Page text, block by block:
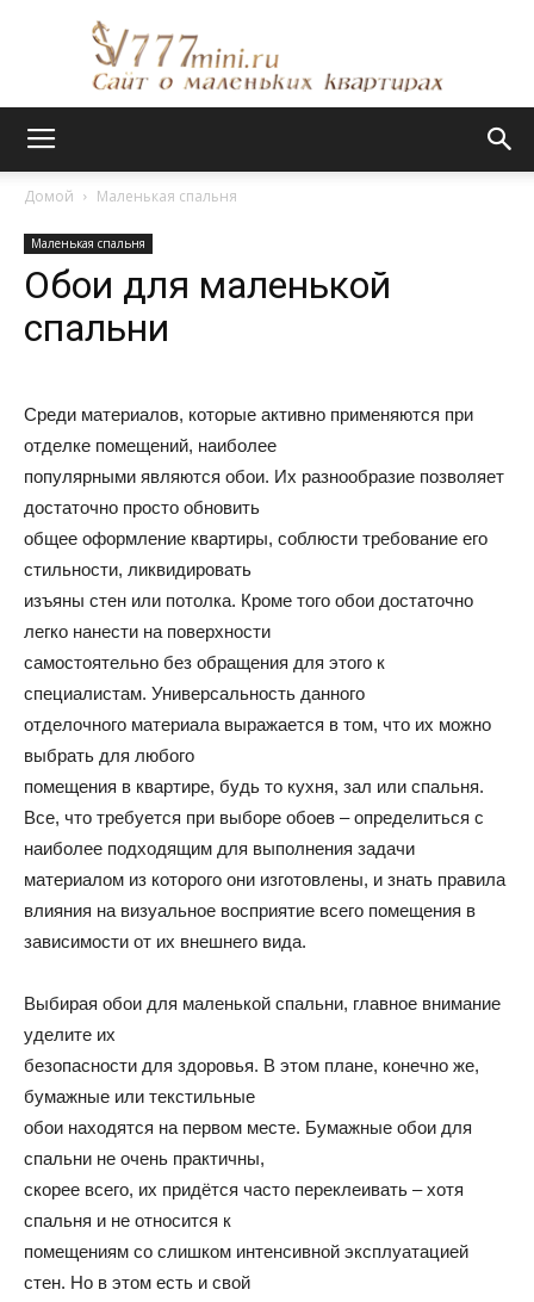
квартирах
интерьеры,
советы
Домой Маленькая спальня
Маленькая спальня
Обои для маленькой
спальни
Среди материалов, которые активно применяются при
отделке помещений, наиболее
популярными являются обои. Их разнообразие позволяет
достаточно просто обновить
общее оформление квартиры, соблюсти требование его
стильности, ликвидировать
изъяны стен или потолка. Кроме того обои достаточно
легко нанести на поверхности
самостоятельно без обращения для этого к
специалистам. Универсальность данного
отделочного материала выражается в том, что их можно
выбрать для любого
помещения в квартире, будь то кухня, зал или спальня.
Все, что требуется при выборе обоев – определиться с
наиболее подходящим для выполнения задачи
материалом из которого они изготовлены, и знать правила
влияния на визуальное восприятие всего помещения в
зависимости от их внешнего вида.
Выбирая обои для маленькой спальни, главное внимание
уделите их
безопасности для здоровья. В этом плане, конечно же,
бумажные или текстильные
обои находятся на первом месте. Бумажные обои для
спальни не очень практичны,
скорее всего, их придётся часто переклеивать – хотя
спальня и не относится к
помещениям со слишком интенсивной эксплуатацией
стен. Но в этом есть и свой